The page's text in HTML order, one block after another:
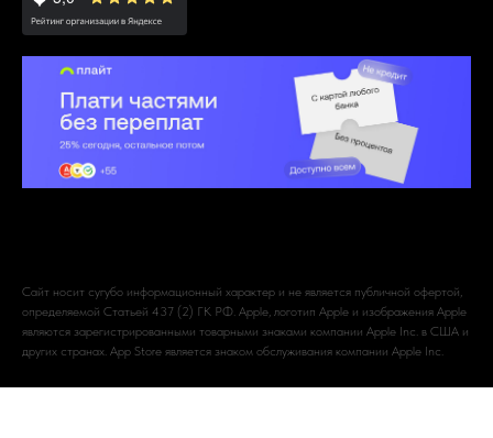
Сайт носит сугубо информационный характер и не является публичной офертой,
определяемой Статьей 437 (2) ГК РФ. Apple, логотип Apple и изображения Apple
являются зарегистрированными товарными знаками компании Apple Inc. в США и
других странах. App Store является знаком обслуживания компании Apple Inc.